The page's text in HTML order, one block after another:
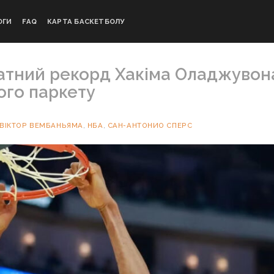
FAQ КАРТА БАСКЕТБОЛУ
рекорд Хакіма
паркету
ВІКТОР ВЕМБАНЬЯМА НБА САН-АНТОНИО СПЕРС